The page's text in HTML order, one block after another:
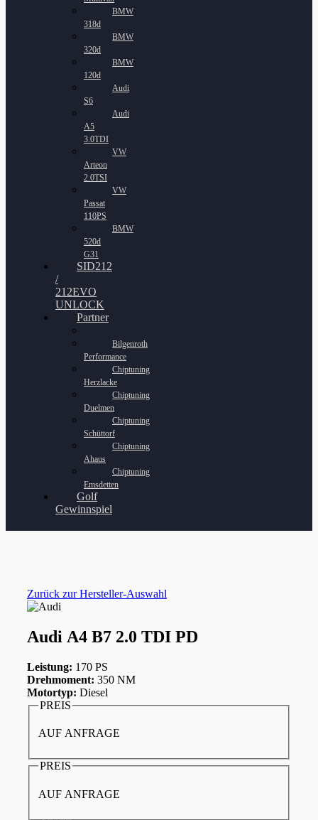
BMW
318d
BMW
320d
BMW
120d
Audi
S6
Audi
A5
3.0TDI
VW
Arteon
2.0TSI
VW
Passat
110PS
BMW
520d
G31
SID212
/
212EVO
UNLOCK
Partner
Bilgenroth
Performance
Chiptuning
Herzlacke
Chiptuning
Duelmen
Chiptuning
Schüttorf
Chiptuning
Ahaus
Chiptuning
Emsdetten
Golf
Gewinnspiel
Zurück zur Hersteller-Auswahl
Audi A4 B7 2.0 TDI PD
Leistung: 170 PS
Drehmoment: 350 NM
Motortyp: Diesel
PREIS
AUF ANFRAGE
PREIS
AUF ANFRAGE